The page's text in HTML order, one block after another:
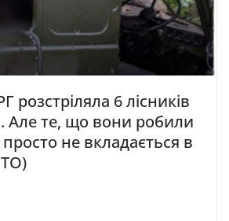
розстріляла 6 лісників
Але те, що вони робили
не вкладається в